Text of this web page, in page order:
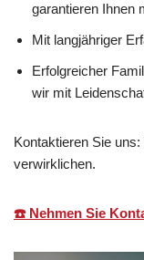
garantieren Ihnen
Mit langjähriger
Erfolgreicher
wir mit
Kontaktieren Sie
verwirklichen.
☎️ Nehmen Sie